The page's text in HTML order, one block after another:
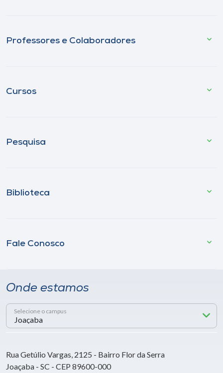
Professores e Colaboradores
Cursos
Pesquisa
Biblioteca
Fale Conosco
Onde estamos
Selecione o campus
Rua Getúlio Vargas, 2125 - Bairro Flor da Serra
Joaçaba - SC - CEP 89600-000